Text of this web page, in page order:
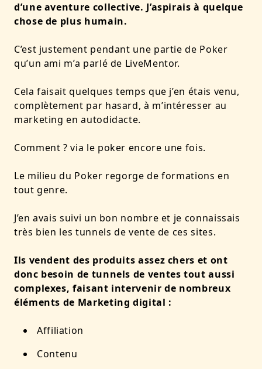
d’une aventure collective. J’aspirais à quelque
chose de plus humain.
C’est justement pendant une partie de Poker
qu’un ami m’a parlé de LiveMentor.
Cela faisait quelques temps que j’en étais venu,
complètement par hasard, à m’intéresser au
marketing en autodidacte.
Comment ? via le poker encore une fois.
Le milieu du Poker regorge de formations en
tout genre.
J’en avais suivi un bon nombre et je connaissais
très bien les tunnels de vente de ces sites.
Ils vendent des produits assez chers et ont
donc besoin de tunnels de ventes tout aussi
complexes, faisant intervenir de nombreux
éléments de Marketing digital :
Affiliation
Contenu